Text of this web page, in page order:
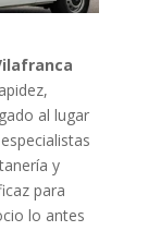
al lugar
y
para
lo antes